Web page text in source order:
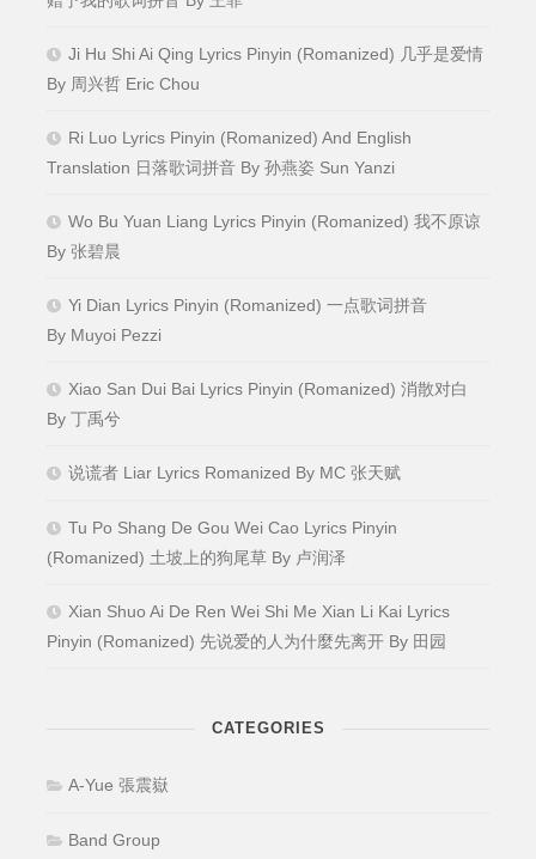
Ji Hu Shi Ai Qing Lyrics Pinyin (Romanized) 几乎是爱情
By 周兴哲 Eric Chou
Ri Luo Lyrics Pinyin (Romanized) And English
Translation 日落歌词拼音 By 孙燕姿 Sun Yanzi
Wo Bu Yuan Liang Lyrics Pinyin (Romanized) 我不原谅
By 张碧晨
Yi Dian Lyrics Pinyin (Romanized) 一点歌词拼音
By Muyoi Pezzi
Xiao San Dui Bai Lyrics Pinyin (Romanized) 消散对白
By 丁禹兮
说谎者 Liar Lyrics Romanized By MC 张天赋
Tu Po Shang De Gou Wei Cao Lyrics Pinyin
(Romanized) 土坡上的狗尾草 By 卢润泽
Xian Shuo Ai De Ren Wei Shi Me Xian Li Kai Lyrics
Pinyin (Romanized) 先说爱的人为什麼先离开 By 田园
CATEGORIES
A-Yue 張震嶽
Band Group